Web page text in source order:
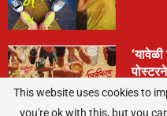
This website uses cookies to
you're ok with this, but you